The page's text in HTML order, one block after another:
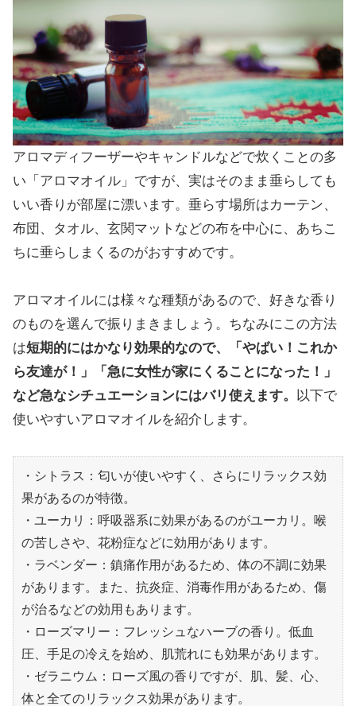
アロマディフーザーやキャンドルなどで炊くことの多
い「アロマオイル」ですが、実はそのまま垂らしても
いい香りが部屋に漂います。垂らす場所はカーテン、
布団、タオル、玄関マットなどの布を中心に、あちこ
ちに垂らしまくるのがおすすめです。
アロマオイルには様々な種類があるので、好きな香り
のものを選んで振りまきましょう。ちなみにこの方法
は短期的にはかなり効果的なので、「やばい！これか
ら友達が！」「急に女性が家にくることになった！」
など急なシチュエーションにはバリ使えます。 以下で
使いやすいアロマオイルを紹介します。
・シトラス：匂いが使いやすく、さらにリラックス効
果があるのが特徴。
・ユーカリ：呼吸器系に効果があるのがユーカリ。喉
の苦しさや、花粉症などに効用があります。
・ラベンダー：鎮痛作用があるため、体の不調に効果
があります。また、抗炎症、消毒作用があるため、傷
が治るなどの効用もあります。
・ローズマリー：フレッシュなハーブの香り。低血
圧、手足の冷えを始め、肌荒れにも効果があります。
・ゼラニウム：ローズ風の香りですが、肌、髪、心、
体と全てのリラックス効果があります。